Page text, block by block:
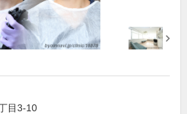
目3-10